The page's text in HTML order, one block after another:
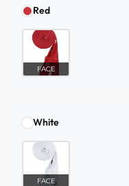
Red
FACE
White
FACE